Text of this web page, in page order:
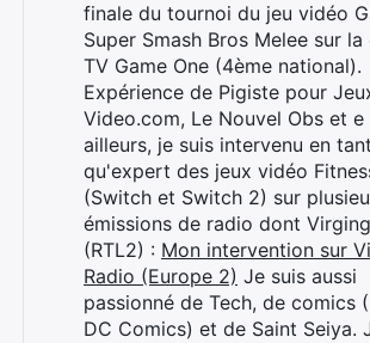
finale du tournoi du jeu vidéo
Super Smash Bros Melee sur la
TV Game One (4ème national).
Expérience de Pigiste pour
Video.com, Le Nouvel Obs et e
ailleurs, je suis intervenu en tant
qu'expert des jeux vidéo
(Switch et Switch 2) sur
émissions de radio dont
(RTL2) : Mon intervention sur
Radio (Europe 2) Je suis aussi
passionné de Tech, de comics
DC Comics) et de Saint Seiya.